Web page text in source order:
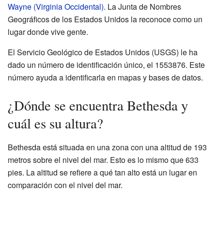
Wayne (Virginia Occidental). La Junta de Nombres
Geográficos de los Estados Unidos la reconoce como un
lugar donde vive gente.
El Servicio Geológico de Estados Unidos (USGS) le ha
dado un número de identificación único, el 1553876. Este
número ayuda a identificarla en mapas y bases de datos.
¿Dónde se encuentra Bethesda y
cuál es su altura?
Bethesda está situada en una zona con una altitud de 193
metros sobre el nivel del mar. Esto es lo mismo que 633
pies. La altitud se refiere a qué tan alto está un lugar en
comparación con el nivel del mar.